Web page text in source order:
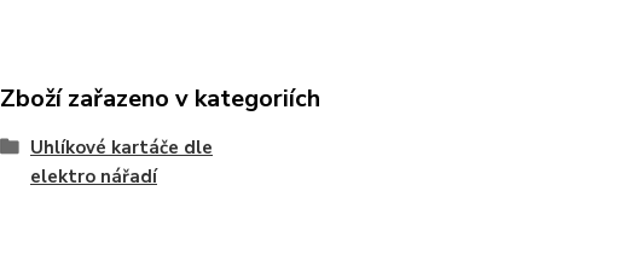
Zboží zařazeno v kategoriích
Uhlíkové kartáče dle
elektro nářadí